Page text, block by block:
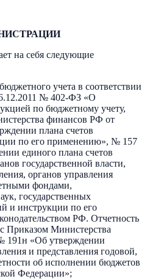
на себя следующие
учета в соответствии
№ 402-ФЗ «О
по бюджетному учету,
финансов РФ от
плана счетов
по его применению», № 157
единого плана счетов
государственной власти,
органов управления
фондами,
государственных
и инструкции по его
РФ. Отчетность
с Приказом Министерства
191н «Об утверждении
и представления годовой,
об исполнении бюджетов
Федерации»;